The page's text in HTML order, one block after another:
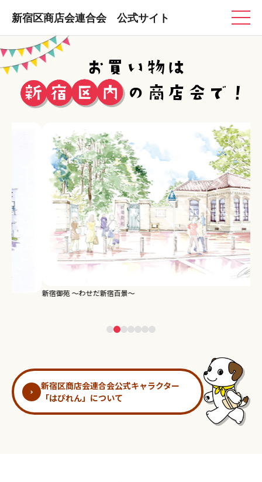
新宿区商店会連合会 公式サイト
新宿御苑 ～わせだ新宿百景～
新宿区商店会連合会公式キャラクター
「はぴれん」について